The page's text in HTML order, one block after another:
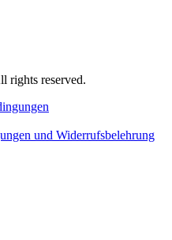
rights reserved.
und Widerrufsbelehrung